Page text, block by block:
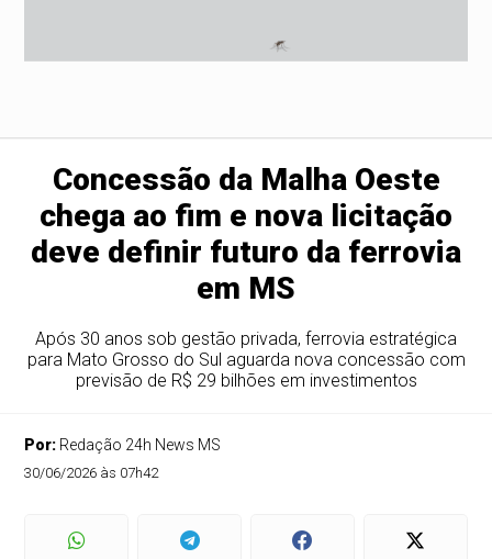
Concessão da Malha Oeste
chega ao fim e nova licitação
deve definir futuro da ferrovia
em MS
Após 30 anos sob gestão privada, ferrovia estratégica
para Mato Grosso do Sul aguarda nova concessão com
previsão de R$ 29 bilhões em investimentos
Por: Redação 24h News MS
30/06/2026 às 07h42